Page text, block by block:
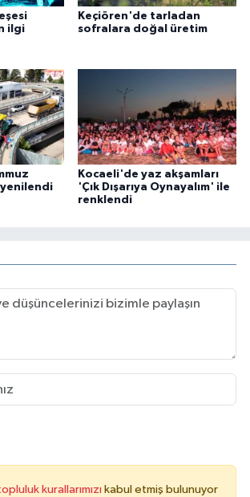
ilgi
Keçiören'de tarladan
sofralara doğal üretim
yenilendi
Kocaeli'de yaz akşamları
'Çık Dışarıya Oynayalım' ile
renklendi
kurallarımızı kabul etmiş bulunuyor